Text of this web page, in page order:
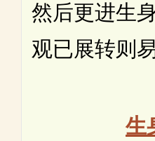
然后更进生
观已展转则易
生